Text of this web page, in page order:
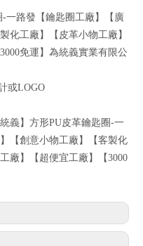
一路發【鑰匙圈工廠】【廣
化工廠】【皮革小物工廠】
免運】為統義實業有限公
或LOGO
義】方形PU皮革鑰匙圈-一
【創意小物工廠】【客製化
廠】【超便宜工廠】【3000